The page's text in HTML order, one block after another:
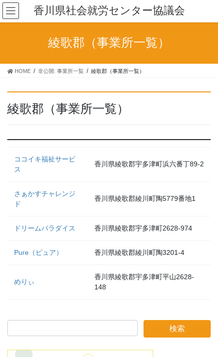
香川県社会就労センター協議会
綾歌郡（事業所一覧）
HOME 非公開: 事業所一覧 綾歌郡（事業所一覧）
綾歌郡（事業所一覧）
ココイキ福祉サービ
ス
香川県綾歌郡宇多津町浜六番丁89-2
さぁかすチャレンジ
ド
香川県綾歌郡綾川町陶5779番地1
ドリームパラダイス 香川県綾歌郡宇多津町2628-974
Pure（ピュア） 香川県綾歌郡綾川町陶3201-4
めりぃ
香川県綾歌郡宇多津町平山2628-
148